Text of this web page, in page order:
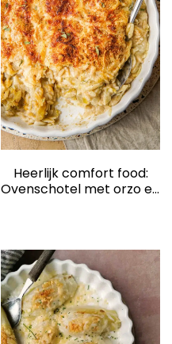
Heerlijk comfort food:
Ovenschotel met orzo en